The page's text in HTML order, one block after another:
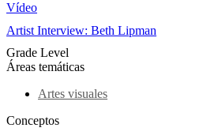
Vídeo
Artist Interview: Beth Lipman
Grade Level
Áreas temáticas
Artes visuales
Conceptos